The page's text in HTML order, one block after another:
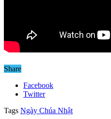
Share
Facebook
Twitter
Tags Ngày Chúa Nhật